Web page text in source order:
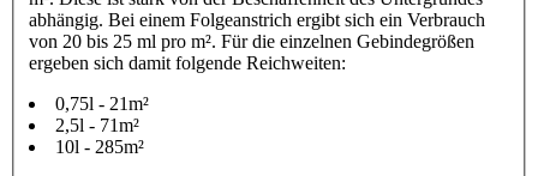
abhängig. Bei einem Folgeanstrich ergibt sich ein Verbrauch
von 20 bis 25 ml pro m². Für die einzelnen Gebindegrößen
ergeben sich damit folgende Reichweiten:
0,75l - 21m²
2,5l - 71m²
10l - 285m²